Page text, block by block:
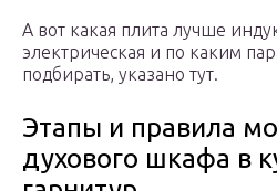
А вот какая плита лучше
электрическая и по каким
подбирать, указано тут.
Этапы и правила
духового шкафа в